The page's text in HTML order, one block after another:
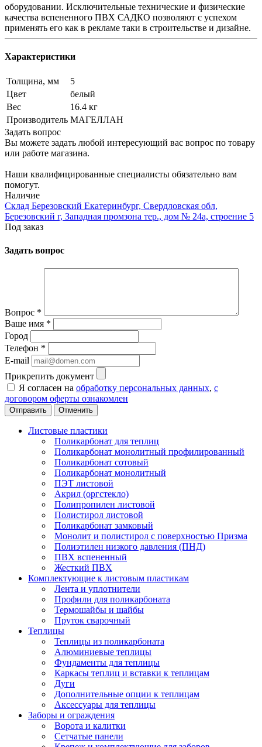
оборудовании. Исключительные технические и физические
качества вспененного ПВХ САДКО позволяют с успехом
применять его как в рекламе таки в строительстве и дизайне.
Характеристики
Толщина, мм
5
Цвет
белый
Вес
16.4 кг
Производитель МАГЕЛЛАН
Задать вопрос
Вы можете задать любой интересующий вас вопрос по товару
или работе магазина.
Наши квалифицированные специалисты обязательно вам
помогут.
Наличие
Склад Березовский Екатеринбург, Свердловская обл,
Березовский г, Западная промзона тер., дом № 24а, строение 5
Под заказ
Задать вопрос
Вопрос *
Ваше имя *
Город
Телефон *
E-mail
Прикрепить документ
Я согласен на обработку персональных данных, с
договором оферты ознакомлен
Отменить
Листовые пластики
Поликарбонат для теплиц
Поликарбонат монолитный профилированный
Поликарбонат сотовый
Поликарбонат монолитный
ПЭТ листовой
Акрил (оргстекло)
Полипропилен листовой
Полистирол листовой
Поликарбонат замковый
Монолит и полистирол с поверхностью Призма
Полиэтилен низкого давления (ПНД)
ПВХ вспененный
Жесткий ПВХ
Комплектующие к листовым пластикам
Лента и уплотнители
Профили для поликарбоната
Термошайбы и шайбы
Пруток сварочный
Теплицы
Теплицы из поликарбоната
Алюминиевые теплицы
Фундаменты для теплицы
Каркасы теплиц и вставки к теплицам
Дуги
Дополнительные опции к теплицам
Аксессуары для теплицы
Заборы и ограждения
Ворота и калитки
Сетчатые панели